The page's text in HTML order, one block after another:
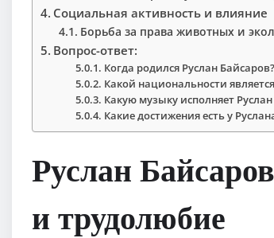
Социальная активность и влияние
Борьба за права животных и
Вопрос-ответ:
Когда родился Руслан Байсаров?
Какой национальности
Какую музыку исполняет
Какие достижения есть у
Руслан
и трудолюбие